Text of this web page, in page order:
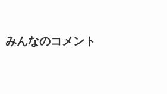
みんなのコメント